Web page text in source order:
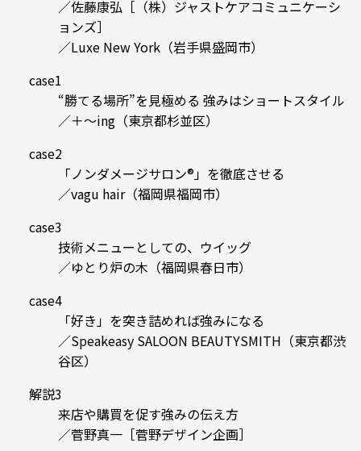
／佐藤康弘［（株）ジャストケアコミュニケーシ
ョンズ］
／Luxe New York（岩手県盛岡市）
case1
“勝てる場所”を見極める 強みはショートスタイル
／＋〜ing（東京都杉並区）
case2
「ノンダメージサロン®」を徹底させる
／vagu hair（福岡県福岡市）
case3
技術メニューとしての、ウイッグ
／ゆとり炉の木（福岡県春日市）
case4
「好き」を突き詰めれば強みになる
／Speakeasy SALOON BEAUTYSMITH（東京都渋
谷区）
解説3
来店や購買を促す強みの伝え方
／菅野真一［菅野デザイン企画］